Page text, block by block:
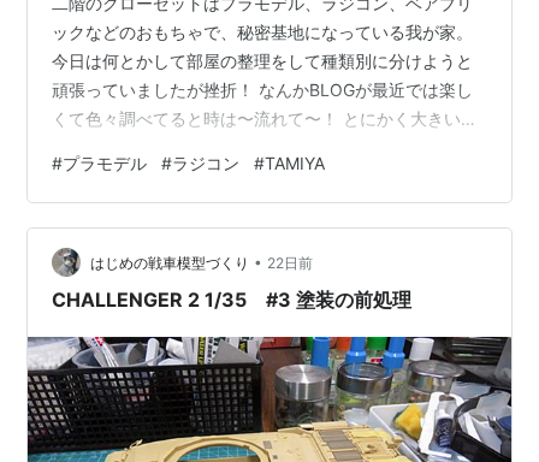
ックなどのおもちゃで、秘密基地になっている我が家。
今日は何とかして部屋の整理をして種類別に分けようと
頑張っていましたが挫折！ なんかBLOGが最近では楽し
くて色々調べてると時は〜流れて〜！ とにかく大きいプ
ですがあれも欲しい、こんなの出てるじゃん！って 買う
気満々なんです、これって私が子供の頃に欲しいおもち
ゃを買って貰えなかったのが影響してるのかなぁ〜とか
笑 昨日あたりから深夜にタミヤさんのサイトをうろうろ
しています。 私プラモデル買っても２個買って一個は保
#プラモデル #ラジコン #TAMIYA
はじめの戦車模型づくり • 22日前
CHALLENGER 2 1/35 #3 塗装の前処理